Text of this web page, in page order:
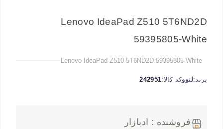
Lenovo IdeaPad Z510 5T6ND2D
59395805-White
Lenovo IdeaPad Z510 5T6ND2D 59395805-White
برند:لنووکد کالا:242951
فروشنده : ادبازار